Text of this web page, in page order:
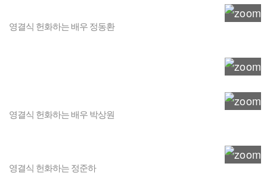
영결식 헌화하는 배우 정동환
영결식 헌화하는 배우 박상원
영결식 헌화하는 정준하